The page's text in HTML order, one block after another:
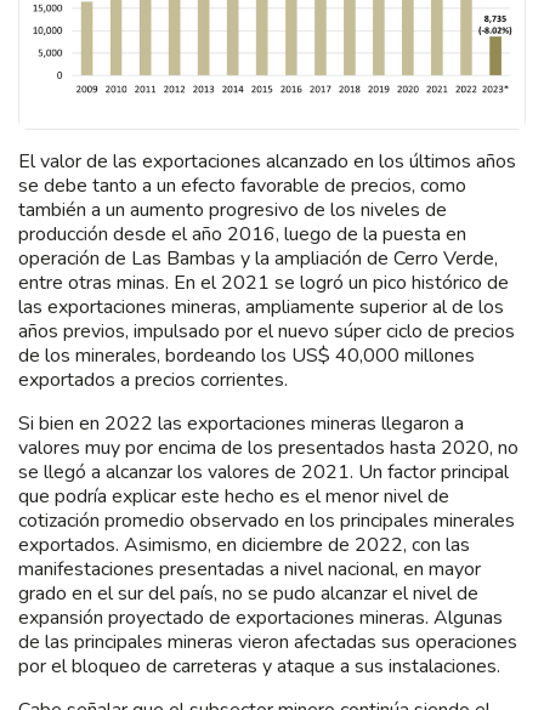
El valor de las exportaciones alcanzado en los últimos años
se debe tanto a un efecto favorable de precios, como
también a un aumento progresivo de los niveles de
producción desde el año 2016, luego de la puesta en
operación de Las Bambas y la ampliación de Cerro Verde,
entre otras minas. En el 2021 se logró un pico histórico de
las exportaciones mineras, ampliamente superior al de los
años previos, impulsado por el nuevo súper ciclo de precios
de los minerales, bordeando los US$ 40,000 millones
exportados a precios corrientes.
Si bien en 2022 las exportaciones mineras llegaron a
valores muy por encima de los presentados hasta 2020, no
se llegó a alcanzar los valores de 2021. Un factor principal
que podría explicar este hecho es el menor nivel de
cotización promedio observado en los principales minerales
exportados. Asimismo, en diciembre de 2022, con las
manifestaciones presentadas a nivel nacional, en mayor
grado en el sur del país, no se pudo alcanzar el nivel de
expansión proyectado de exportaciones mineras. Algunas
de las principales mineras vieron afectadas sus operaciones
por el bloqueo de carreteras y ataque a sus instalaciones.